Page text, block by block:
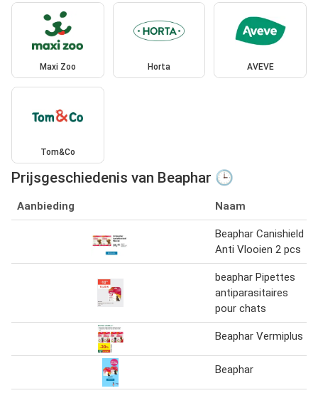
Maxi Zoo Horta AVEVE
Tom&Co
Prijsgeschiedenis van Beaphar 🕒
Aanbieding Naam
Beaphar Canishield
Anti Vlooien 2 pcs
beaphar Pipettes
antiparasitaires
pour chats
Beaphar Vermiplus
Beaphar